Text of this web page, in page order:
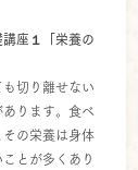
座１「栄養の
切り離せない
ります。食べ
の栄養は身体
とが多くあり